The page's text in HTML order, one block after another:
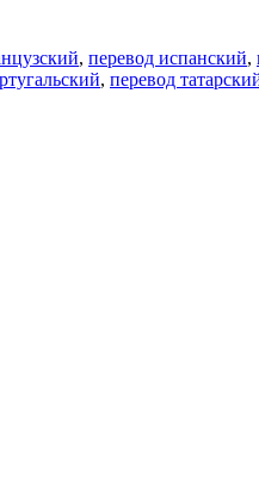
, перевод испанский,
, перевод